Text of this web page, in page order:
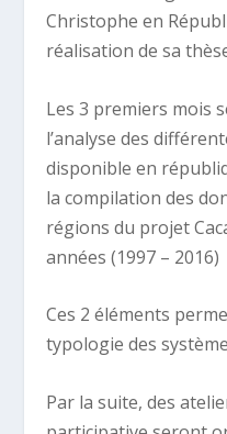
Christophe en
réalisation de sa
Les 3 premiers mois
l’analyse des
disponible en
la compilation des
régions du projet
années (1997 – 2016)
Ces 2 éléments
typologie des
Par la suite, des